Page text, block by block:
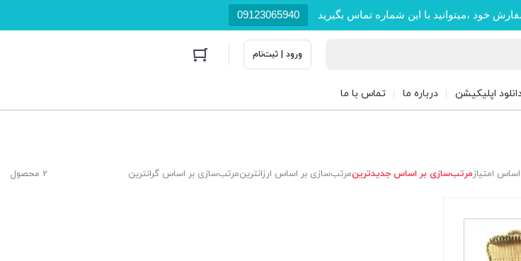
خود ،میتوانید با این شماره تماس بگیرید 09123065940
ورود | ثبت‌نام
اپلیکیشن درباره ما تماس با ما
2 محصول امتیازمرتب‌سازی بر اساس جدیدترینمرتب‌سازی بر اساس ارزانترینمرتب‌سازی بر اساس گرانترین